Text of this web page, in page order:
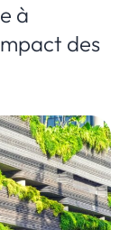
à
des